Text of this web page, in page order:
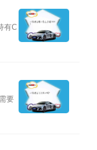
有C
要